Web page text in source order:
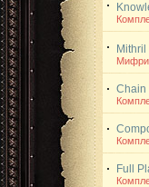
Chain
Full